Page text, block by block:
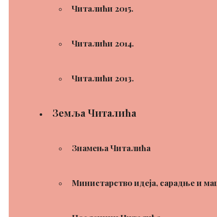
Читалићи 2015.
Читалићи 2014.
Читалићи 2013.
Земља Читалића
Знамења Читалића
Министарство идеја, сарадње и